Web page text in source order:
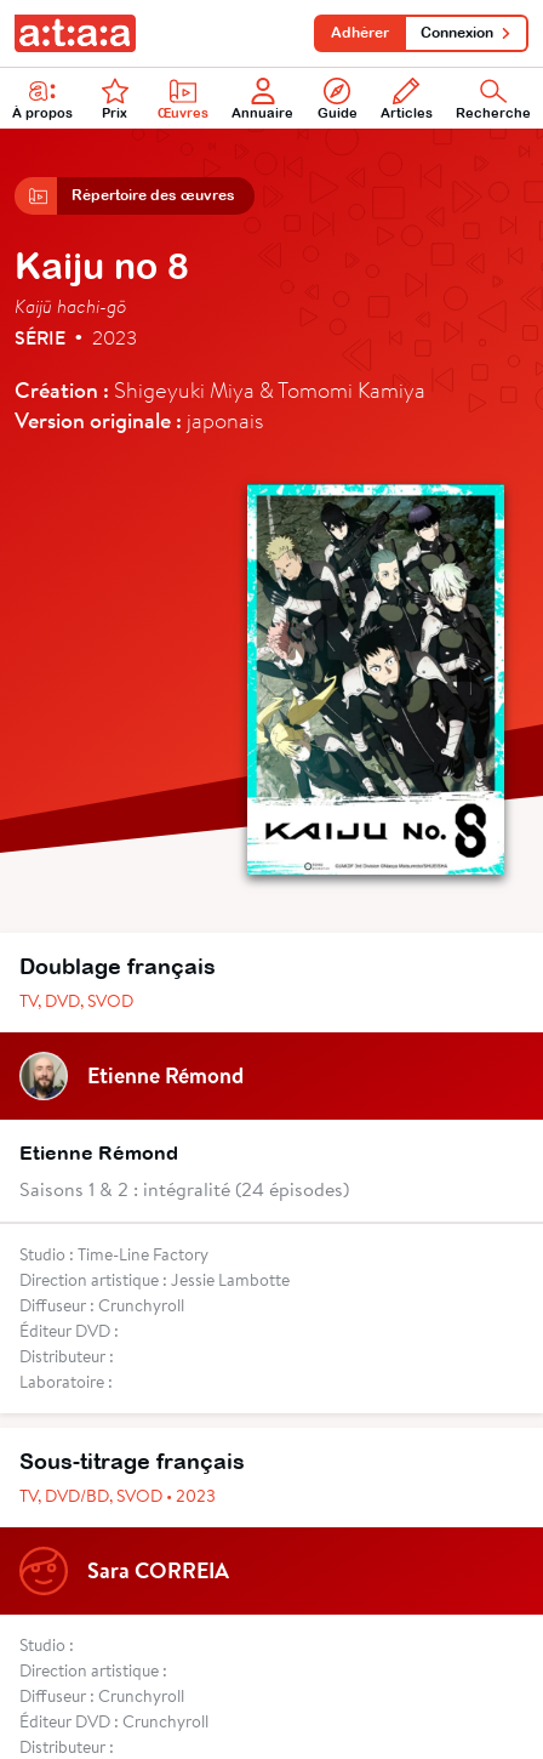
À propos Prix Œuvres Annuaire Guide Articles Recherche
Adhérer Connexion
Répertoire des œuvres
Kaiju no 8
Kaijū hachi-gō
SÉRIE • 2023
Création : Shigeyuki Miya & Tomomi Kamiya
Version originale : japonais
Doublage français
TV, DVD, SVOD
Etienne Rémond
Etienne Rémond
Saisons 1 & 2 : intégralité (24 épisodes)
Studio : Time-Line Factory
Direction artistique : Jessie Lambotte
Diffuseur : Crunchyroll
Éditeur DVD :
Distributeur :
Laboratoire :
Sous-titrage français
TV, DVD/BD, SVOD • 2023
Sara CORREIA
Studio :
Direction artistique :
Diffuseur : Crunchyroll
Éditeur DVD : Crunchyroll
Distributeur :